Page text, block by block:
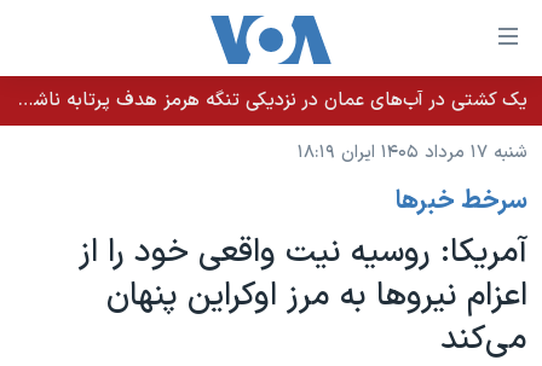
لینکهای
قابل
دسترسی
جهش
محتوای
اصلی
جهش
به
صفحه
خانه
نسخه سبک وب‌سایت
موضوع ها
ایران
آمریکا
جهان
برنامه های تلویزیونی
جدول برنامه ها
صفحه‌های ویژه
یک کشتی در آب‌های عمان در نزدیکی تنگه هرمز هدف پرتابه ناشناس قرار گرفت
شنبه ۱۷ مرداد ۱۴۰۵ ایران ۱۸:۱۹
سرخط خبرها
آمریکا: روسیه نیت واقعی خود را از
اعزام نیروها به مرز اوکراین پنهان
می‌کند